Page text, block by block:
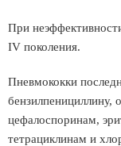
При
ІV поколения.
Пневмококки
бензилпенициллину,
цефалоспоринам,
тетрациклинам и